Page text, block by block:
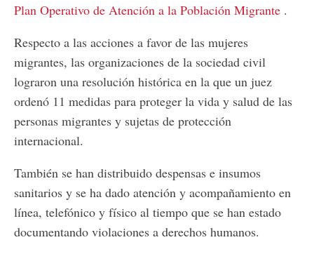
Plan Operativo de Atención a la Población Migrante .
Respecto a las acciones a favor de las mujeres
migrantes, las organizaciones de la sociedad civil
lograron una resolución histórica en la que un juez
ordenó 11 medidas para proteger la vida y salud de las
personas migrantes y sujetas de protección
internacional.
También se han distribuido despensas e insumos
sanitarios y se ha dado atención y acompañamiento en
línea, telefónico y físico al tiempo que se han estado
documentando violaciones a derechos humanos.